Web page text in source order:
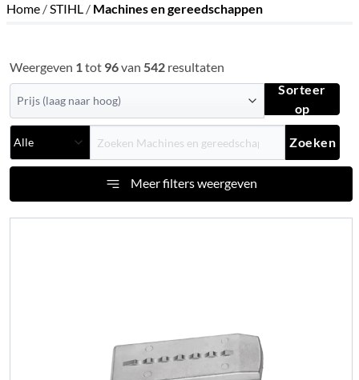
Home /STIHL / Machines en gereedschappen
Weergeven 1tot 96van 542 resultaten
Sorteer
op
Zoeken
Meer filters weergeven